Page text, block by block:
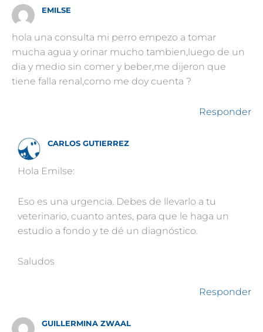
EMILSE
hola una consulta mi perro empezo a tomar
mucha agua y orinar mucho tambien,luego de un
dia y medio sin comer y beber,me dijeron que
tiene falla renal,como me doy cuenta ?
Responder
CARLOS GUTIERREZ
Hola Emilse:
Eso es una urgencia. Debes de llevarlo a tu
veterinario, cuanto antes, para que le haga un
estudio a fondo y te dé un diagnóstico.
Saludos
Responder
GUILLERMINA ZWAAL